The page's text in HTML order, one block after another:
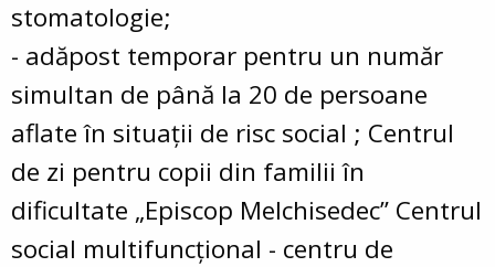
stomatologie;
- adăpost temporar pentru un număr
simultan de până la 20 de persoane
aflate în situaţii de risc social ; Centrul
de zi pentru copii din familii în
dificultate „Episcop Melchisedec” Centrul
social multifuncţional - centru de